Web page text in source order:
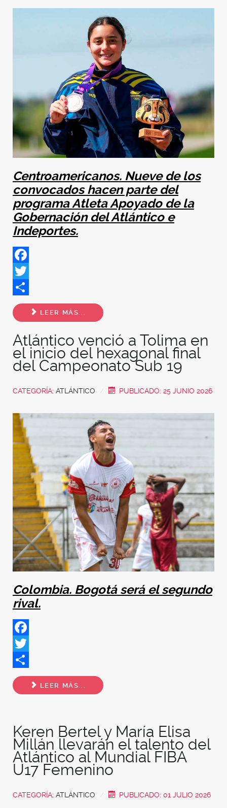
Centroamericanos. Nueve de los
convocados hacen parte del
programa Atleta Apoyado de la
Gobernación del Atlántico e
Indeportes.
Facebook
Twitter
Share
LEER MÁS...
Atlántico venció a Tolima en
el inicio del hexagonal final
del Campeonato Sub 19
CATEGORÍA: ATLÁNTICO PUBLICADO: 25 JUNIO 2026
Colombia. Bogotá será el segundo
rival.
Facebook
Twitter
Share
LEER MÁS...
Keren Bertel y María Elisa
Millán llevarán el talento del
Atlántico al Mundial FIBA
U17 Femenino
CATEGORÍA: ATLÁNTICO PUBLICADO: 01 JULIO 2026